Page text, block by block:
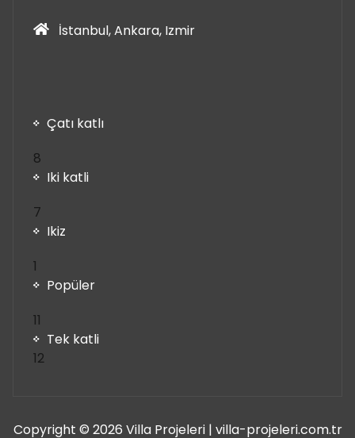
İstanbul, Ankara, Izmir
Çatı katlı
8
ürün
Iki katli
7
ürün
Ikiz
1
ürün
Popüler
11
ürün
Tek katli
1212
Copyright © 2026 Villa Projeleri | villa-projeleri.com.tr